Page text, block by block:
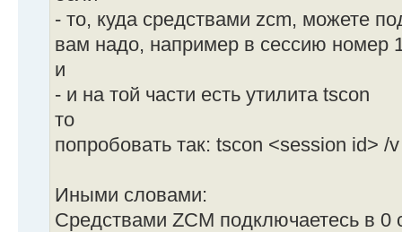
- то, куда средствами zcm, можете
вам надо, например в сессию номер
и
- и на той части есть утилита tscon
то
попробовать так: tscon <session id> /v
Иными словами:
Средствами ZCM подключаетесь в 0